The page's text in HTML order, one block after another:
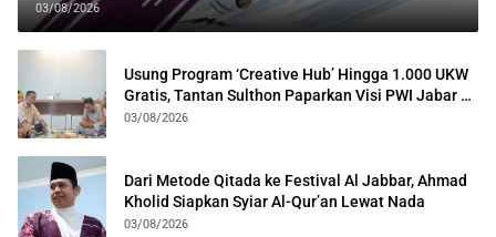
03/08/2026
Usung Program ‘Creative Hub’ Hingga 1.000 UKW
Gratis, Tantan Sulthon Paparkan Visi PWI Jabar di
Kota Bogor
03/08/2026
Dari Metode Qitada ke Festival Al Jabbar, Ahmad
Kholid Siapkan Syiar Al-Qur’an Lewat Nada
03/08/2026